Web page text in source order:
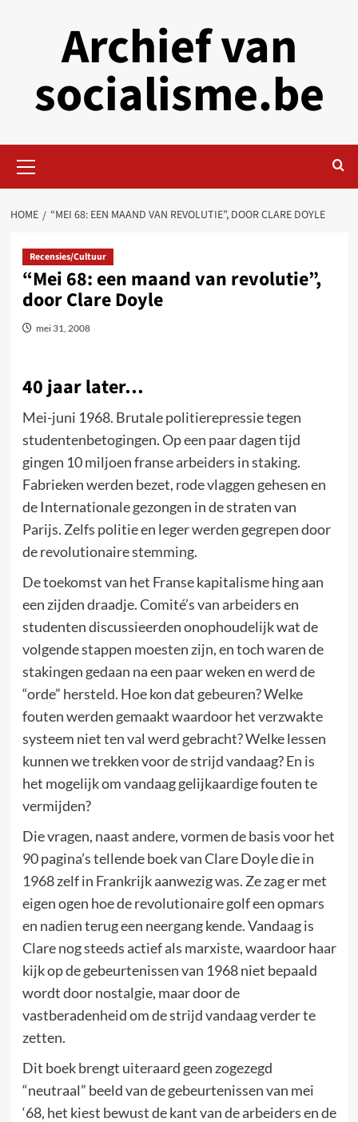
Archief van
socialisme.be
Menu
HOME “MEI 68: EEN MAAND VAN REVOLUTIE”, DOOR CLARE DOYLE
Recensies/Cultuur
“Mei 68: een maand van revolutie”,
door Clare Doyle
mei 31, 2008
40 jaar later…
Mei-juni 1968. Brutale politierepressie tegen
studentenbetogingen. Op een paar dagen tijd
gingen 10 miljoen franse arbeiders in staking.
Fabrieken werden bezet, rode vlaggen gehesen en
de Internationale gezongen in de straten van
Parijs. Zelfs politie en leger werden gegrepen door
de revolutionaire stemming.
De toekomst van het Franse kapitalisme hing aan
een zijden draadje. Comité’s van arbeiders en
studenten discussieerden onophoudelijk wat de
volgende stappen moesten zijn, en toch waren de
stakingen gedaan na een paar weken en werd de
“orde” hersteld. Hoe kon dat gebeuren? Welke
fouten werden gemaakt waardoor het verzwakte
systeem niet ten val werd gebracht? Welke lessen
kunnen we trekken voor de strijd vandaag? En is
het mogelijk om vandaag gelijkaardige fouten te
vermijden?
Die vragen, naast andere, vormen de basis voor het
90 pagina’s tellende boek van Clare Doyle die in
1968 zelf in Frankrijk aanwezig was. Ze zag er met
eigen ogen hoe de revolutionaire golf een opmars
en nadien terug een neergang kende. Vandaag is
Clare nog steeds actief als marxiste, waardoor haar
kijk op de gebeurtenissen van 1968 niet bepaald
wordt door nostalgie, maar door de
vastberadenheid om de strijd vandaag verder te
zetten.
Dit boek brengt uiteraard geen zogezegd
“neutraal” beeld van de gebeurtenissen van mei
‘68, het kiest bewust de kant van de arbeiders en de